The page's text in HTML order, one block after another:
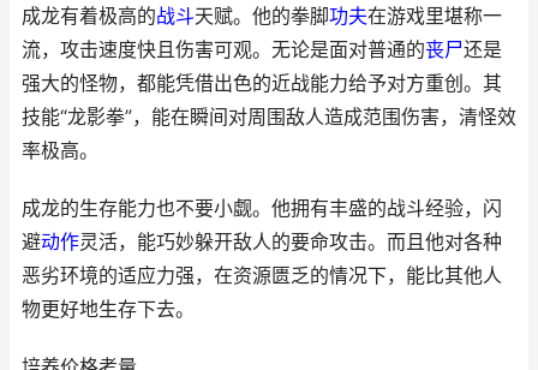
成龙有着极高的战斗天赋。他的拳脚功夫在游戏里堪称一
流，攻击速度快且伤害可观。无论是面对普通的丧尸还是
强大的怪物，都能凭借出色的近战能力给予对方重创。其
技能“龙影拳”，能在瞬间对周围敌人造成范围伤害，清怪效
率极高。
成龙的生存能力也不要小觑。他拥有丰盛的战斗经验，闪
避动作灵活，能巧妙躲开敌人的要命攻击。而且他对各种
恶劣环境的适应力强，在资源匮乏的情况下，能比其他人
物更好地生存下去。